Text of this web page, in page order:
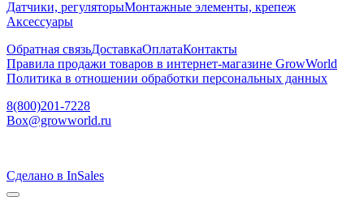
Датчики, регуляторыМонтажные элементы, крепеж
Аксессуары
Обратная связьДоставкаОплатаКонтакты
Правила продажи товаров в интернет-магазине GrowWorld
Политика в отношении обработки персональных данных
8(800)201-7228
Box@growworld.ru
Сделано в InSales